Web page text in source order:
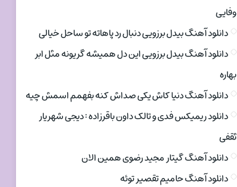
وفایی
دانلود آهنگ بیدل برزویی دنبال رد پاهاته تو ساحل خیالی
دانلود آهنگ بیدل برزویی این دل همیشه گریونه مثل ابر
بهاره
دانلود آهنگ دنیا کاش یکی صداش کنه بفهمم اسمش چیه
دانلود ریمیکس فدی و تالک داون باقرزاده : دیجی شهریار
ثقفی
دانلود آهنگ گیتار مجید رضوی همین الان
دانلود آهنگ حامیم تقصیر توئه